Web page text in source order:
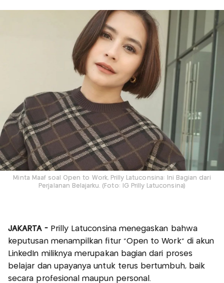
Minta Maaf soal Open to Work, Prilly Latuconsina: Ini Bagian dari
Perjalanan Belajarku. (Foto: IG Prilly Latuconsina)
JAKARTA - Prilly Latuconsina menegaskan bahwa
keputusan menampilkan fitur “Open to Work” di akun
LinkedIn miliknya merupakan bagian dari proses
belajar dan upayanya untuk terus bertumbuh, baik
secara profesional maupun personal.